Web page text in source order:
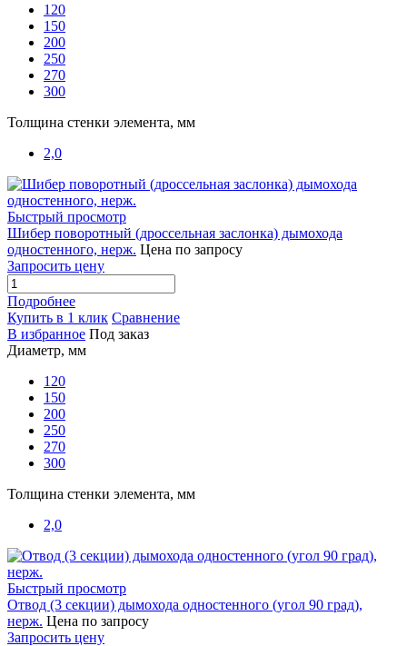
120
150
200
250
270
300
Толщина стенки элемента, мм
2,0
Быстрый просмотр
Шибер поворотный (дроссельная заслонка) дымохода
одностенного, нерж. Цена по запросу
Запросить цену
Подробнее
Купить в 1 клик Сравнение
В избранное Под заказ
Диаметр, мм
120
150
200
250
270
300
Толщина стенки элемента, мм
2,0
Быстрый просмотр
Отвод (3 секции) дымохода одностенного (угол 90 град),
нерж. Цена по запросу
Запросить цену